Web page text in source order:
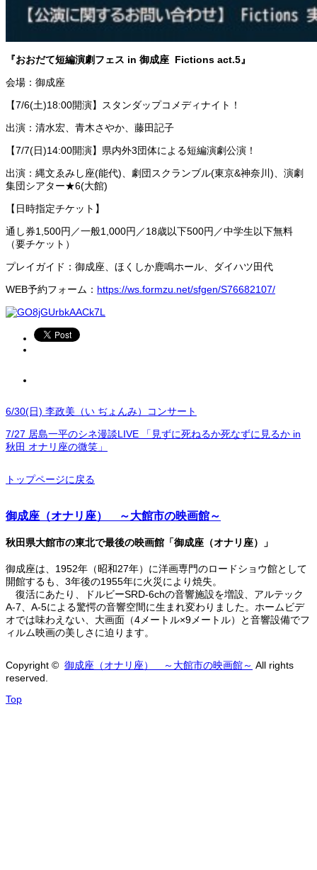
『おおだて短編演劇フェス in 御成座 Fictions act.5』
会場：御成座
【7/6(土)18:00開演】スタンダップコメディナイト！
出演：清水宏、青木さやか、藤田記子
【7/7(日)14:00開演】県内外3団体による短編演劇公演！
出演：縄文ゑみし座(能代)、劇団スクランブル(東京&神奈川)、 演劇
集団シアター★6(大館)
【日時指定チケット】
通し券1,500円／一般1,000円／18歳以下500円／中学生以下無料
（要チケット）
プレイガイド：御成座、ほくしか鹿鳴ホール、ダイハツ田代
WEB予約フォーム： https://ws.formzu.net/sfgen/S76682107/
6/30(日) 李政美（い ぢょんみ）コンサート
7/27 居島一平のシネ漫談LIVE 「見ずに死ねるか死なずに見るか in
秋田 オナリ座の微笑」
トップページに戻る
御成座（オナリ座） ～大館市の映画館～
秋田県大館市の東北で最後の映画館「御成座（オナリ座）」
御成座は、1952年（昭和27年）に洋画専門のロードショウ館として
開館するも、3年後の1955年に火災により焼失。
復活にあたり、ドルビーSRD-6chの音響施設を増設、アルテック
A-7、A-5による驚愕の音響空間に生まれ変わりました。ホームビデ
オでは味わえない、大画面（4メートル×9メートル）と音響設備でフ
ィルム映画の美しさに迫ります。
Copyright © 御成座（オナリ座） ～大館市の映画館～ All rights
reserved.
Top